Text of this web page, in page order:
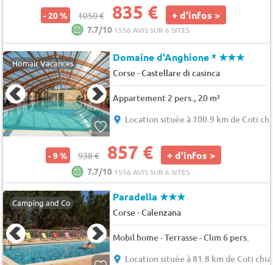
- 20 % 1050 € 835 € + d'infos >
7.7/10 1556 AVIS SUR 6 SITES
Homair Vacances Domaine d'Anghione *★★★
Corse-Castellare di casinca
Appartement 2 pers., 20 m²
Location située à 100.9 km de Coti
- 9 % 938 € 857 € + d'infos >
7.7/10 1556 AVIS SUR 6 SITES
Camping and Co Paradella★★★
Corse-Calenzana
Mobil home - Terrasse - Clim 6 pers.
Location située à 81.8 km de Coti